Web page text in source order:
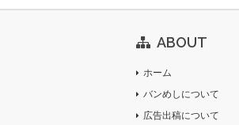
ABOUT
ホーム
バンめしについて
広告出稿について